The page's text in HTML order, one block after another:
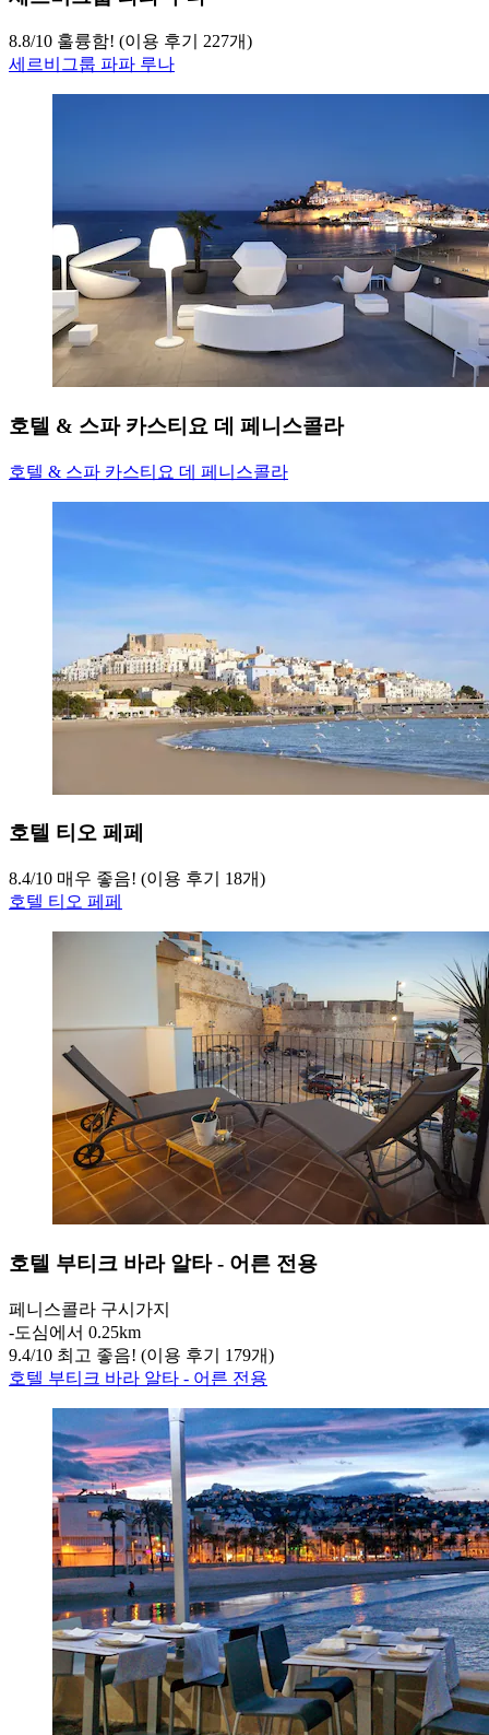
8.8/10 훌륭함! (이용 후기 227개)
세르비그룹 파파 루나
호텔 & 스파 카스티요 데 페니스콜라
호텔 & 스파 카스티요 데 페니스콜라
호텔 티오 페페
8.4/10 매우 좋음! (이용 후기 18개)
호텔 티오 페페
호텔 부티크 바라 알타 - 어른 전용
페니스콜라 구시가지
‐도심에서 0.25km
9.4/10 최고 좋음! (이용 후기 179개)
호텔 부티크 바라 알타 - 어른 전용